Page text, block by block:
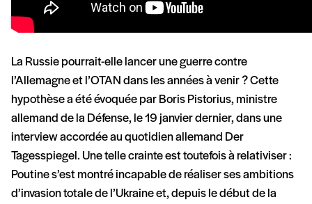
La Russie pourrait-elle lancer une guerre contre
l’Allemagne et l’OTAN dans les années à venir ? Cette
hypothèse a été évoquée par Boris Pistorius, ministre
allemand de la Défense, le 19 janvier dernier, dans une
interview accordée au quotidien allemand Der
Tagesspiegel. Une telle crainte est toutefois à relativiser :
Poutine s’est montré incapable de réaliser ses ambitions
d’invasion totale de l’Ukraine et, depuis le début de la